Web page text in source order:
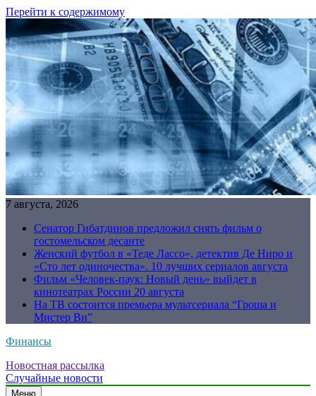
Перейти к содержимому
7 августа, 2026
Сенатор Гибатдинов предложил снять фильм о
гостомельском десанте
Женский футбол в «Теде Лассо», детектив Де Ниро и
«Сто лет одиночества». 10 лучших сериалов августа
Фильм «Человек-паук: Новый день» выйдет в
кинотеатрах России 20 августа
На ТВ состоится премьера мультсериала “Гроша и
Мистер Ви”
Финансы
Новостная рассылка
Случайные новости
Меню